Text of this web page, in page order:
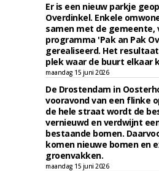
Er is een nieuw parkje
Overdinkel. Enkele
samen met de gemeente,
programma 'Pak an Pak
gerealiseerd. Het
plek waar de buurt elkaar
maandag 15 juni 2026
De Drostendam in
vooravond van een flinke
de hele straat wordt de
vernieuwd en verdwijnt
bestaande bomen.
komen nieuwe bomen en
groenvakken.
maandag 15 juni 2026